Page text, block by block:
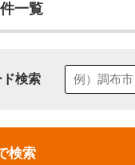
一覧
検索
検索